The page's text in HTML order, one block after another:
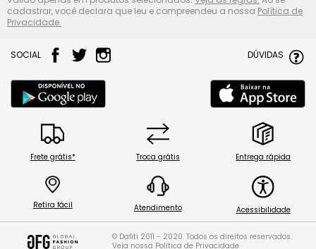
cadastrar, você declara que leu e compreendeu a nossa Política de
Privacidade.
SOCIAL DÚVIDAS
Frete grátis* Troca grátis Entrega rápida
Retira fácil Atendimento Acessibilidade
© Dafiti 2011 - 2020. Todos os direitos reservados.
Veja nossa Política de Privacidade